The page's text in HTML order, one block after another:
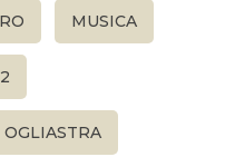
MUSICA
OGLIASTRA